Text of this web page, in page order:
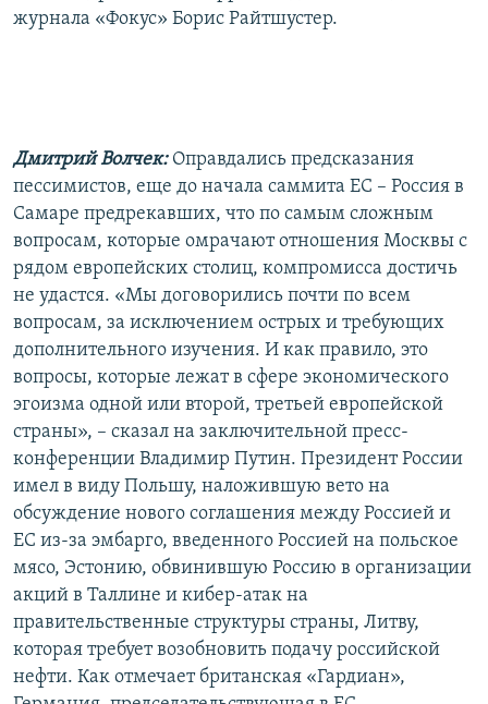
СОЦИАЛЬНЫЕ СЕТИ
Все сайты РСЕ/РС
журнала «Фокус» Борис Райтшустер.
Дмитрий Волчек: Оправдались предсказания
пессимистов, еще до начала саммита ЕС – Россия в
Самаре предрекавших, что по самым сложным
вопросам, которые омрачают отношения Москвы с
рядом европейских столиц, компромисса достичь
не удастся. «Мы договорились почти по всем
вопросам, за исключением острых и требующих
дополнительного изучения. И как правило, это
вопросы, которые лежат в сфере экономического
эгоизма одной или второй, третьей европейской
страны», – сказал на заключительной пресс-
конференции Владимир Путин. Президент России
имел в виду Польшу, наложившую вето на
обсуждение нового соглашения между Россией и
ЕС из-за эмбарго, введенного Россией на польское
мясо, Эстонию, обвинившую Россию в организации
акций в Таллине и кибер-атак на
правительственные структуры страны, Литву,
которая требует возобновить подачу российской
нефти. Как отмечает британская «Гардиан»,